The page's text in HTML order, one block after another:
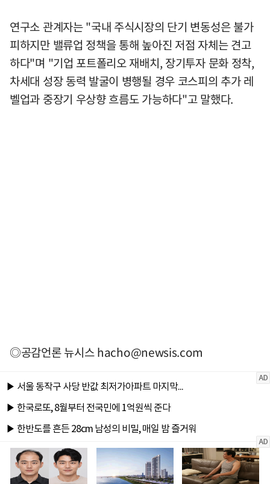
연구소 관계자는 "국내 주식시장의 단기 변동성은 불가
피하지만 밸류업 정책을 통해 높아진 저점 자체는 견고
하다"며 "기업 포트폴리오 재배치, 장기투자 문화 정착,
차세대 성장 동력 발굴이 병행될 경우 코스피의 추가 레
벨업과 중장기 우상향 흐름도 가능하다"고 말했다.
◎공감언론 뉴시스hacho@newsis.com